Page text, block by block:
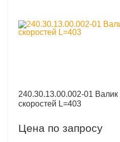
240.30.13.00.002-01
скоростей L=403
Цена по запросу